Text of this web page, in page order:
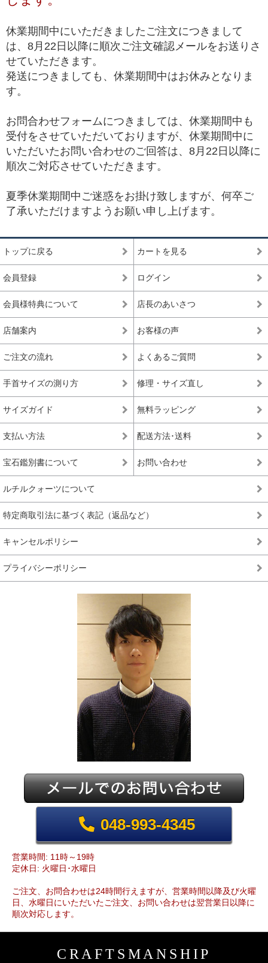
*1 トップクオリティは、品質が最も高いという意味で一般に用いられ、最
休業期間中にいただきましたご注文につきまして
は、8月22日以降に順次ご注文確認メールをお送りさ
せていただきます。
発送につきましても、休業期間中はお休みとなりま
す。
お問合わせフォームにつきましては、休業期間中も
受付をさせていただいておりますが、休業期間中に
いただいたお問い合わせのご回答は、8月22日以降に
順次ご対応させていただきます。
夏季休業期間中ご迷惑をお掛け致しますが、何卒ご
了承いただけますようお願い申し上げます。
トップに戻る カートを見る
会員登録 ログイン
会員様特典について 店長のあいさつ
店舗案内 お客様の声
ご注文の流れ よくあるご質問
手首サイズの測り方 修理・サイズ直し
サイズガイド 無料ラッピング
支払い方法 配送方法･送料
宝石鑑別書について お問い合わせ
ルチルクォーツについて
特定商取引法に基づく表記（返品など）
キャンセルポリシー
プライバシーポリシー
048-993-4345
営業時間: 11時～19時
定休日: 火曜日･水曜日
ご注文、お問合わせは24時間行えますが、営業時間以降及び火曜
日、水曜日にいただいたご注文、お問い合わせは翌営業日以降に
順次対応します。
CRAFTSMANSHIP